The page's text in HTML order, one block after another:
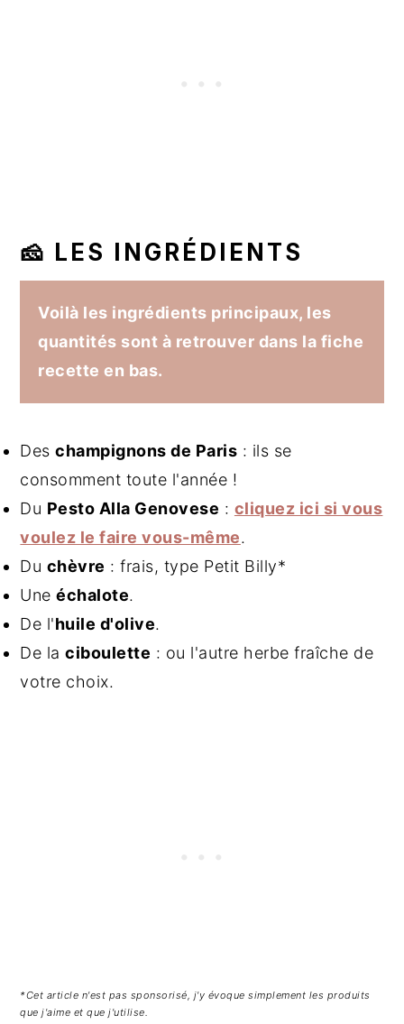
🧀 LES INGRÉDIENTS
Voilà les ingrédients principaux, les
quantités sont à retrouver dans la fiche
recette en bas.
Deschampignons de Paris : ils se
consomment toute l'année !
Du Pesto Alla Genovese : cliquez ici si vous
voulez le faire vous-même.
Du chèvre : frais, type Petit Billy*
Uneéchalote.
De l'huile d'olive.
De laciboulette : ou l'autre herbe fraîche de
votre choix.
*Cet article n'est pas sponsorisé, j'y évoque simplement les produits
que j'aime et que j'utilise.